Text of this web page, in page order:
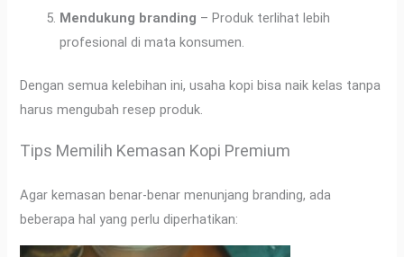
Mendukung branding – Produk terlihat lebih
profesional di mata konsumen.
Dengan semua kelebihan ini, usaha kopi bisa naik kelas tanpa
harus mengubah resep produk.
Tips Memilih Kemasan Kopi Premium
Agar kemasan benar-benar menunjang branding, ada
beberapa hal yang perlu diperhatikan: